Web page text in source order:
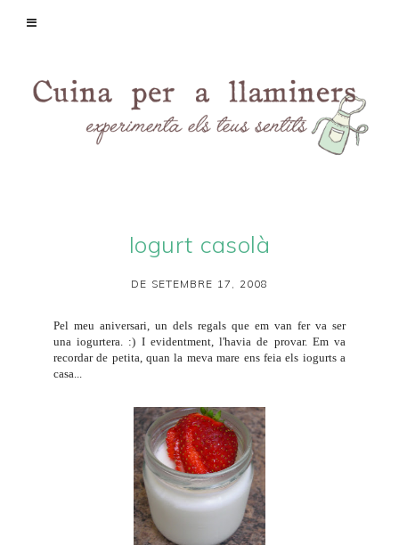
Iogurt casolà
DE SETEMBRE 17, 2008
Pel meu aniversari, un dels regals que em van fer va ser
una iogurtera. :) I evidentment, l'havia de provar. Em va
recordar de petita, quan la meva mare ens feia els iogurts a
casa...